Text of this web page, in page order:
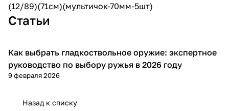
(12/89)(71см)(мультичок-70мм-5шт)
Статьи
Советы покупателям
Как выбрать гладкоствольное оружие: экспертное
руководство по выбору ружья в 2026 году
9 февраля 2026
Назад к списку